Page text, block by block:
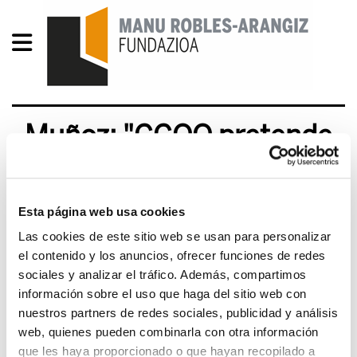
Esta página web usa cookies
Las cookies de este sitio web se usan para personalizar
el contenido y los anuncios, ofrecer funciones de redes
sociales y analizar el tráfico. Además, compartimos
información sobre el uso que haga del sitio web con
nuestros partners de redes sociales, publicidad y análisis
web, quienes pueden combinarla con otra información
que les haya proporcionado o que hayan recopilado a
Muñoz: "CCOO pretende
trasladar aquí el el modelo
de diálogo social español"
2014/02/12
El secretario general de ELA, Adolfo Muñoz "Txiki",
ha señalado en el transcurso de la entrevista
realizada en el programa Buoulevard de Radio
Euskadi que " el sindicato CCOO pretende